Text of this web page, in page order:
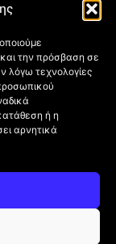
την πρόσβαση σε
λόγω τεχνολογίες
ή η
αρνητικά
συσκευασίας